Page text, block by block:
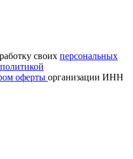
своих персональных
политикой
оферты организации ИНН